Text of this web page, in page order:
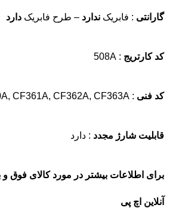
گارانتی : فابریک ندارد – طرح فابریک دارد
کد کارتریج : 508A
کد فنی : CF360A, CF361A, CF362A, CF363A
قابلیت شارژ مجدد : دارد
برای اطلاعات بیشتر در مورد کالای فوق
آنلاین اچ پی